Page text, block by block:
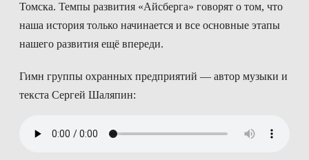
Томска. Темпы развития «Айсберга» говорят о том, что
наша история только начинается и все основные этапы
нашего развития ещё впереди.
Гимн группы охранных предприятий — автор музыки и
текста Сергей Шаляпин: